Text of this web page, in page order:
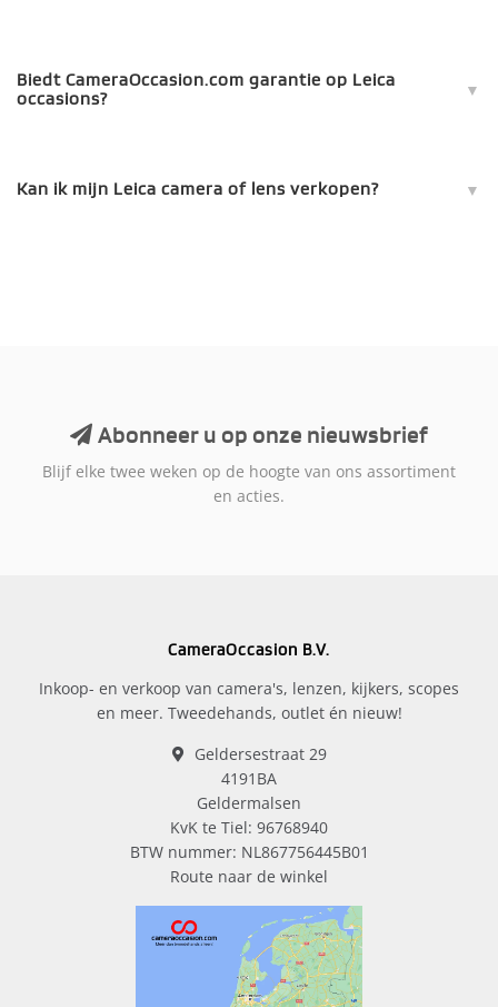
Biedt CameraOccasion.com garantie op Leica
occasions?
Kan ik mijn Leica camera of lens verkopen?
Abonneer u op onze nieuwsbrief
Blijf elke twee weken op de hoogte van ons assortiment
en acties.
CameraOccasion B.V.
Inkoop- en verkoop van camera's, lenzen, kijkers, scopes
en meer. Tweedehands, outlet én nieuw!
Geldersestraat 29
4191BA
Geldermalsen
KvK te Tiel: 96768940
BTW nummer: NL867756445B01
Route naar de winkel